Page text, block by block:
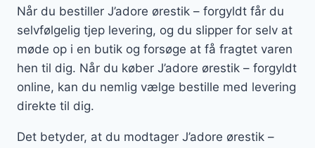
Når du bestiller J’adore ørestik – forgyldt får du
selvfølgelig tjep levering, og du slipper for selv at
møde op i en butik og forsøge at få fragtet varen
hen til dig. Når du køber J’adore ørestik – forgyldt
online, kan du nemlig vælge bestille med levering
direkte til dig.
Det betyder, at du modtager J’adore ørestik –